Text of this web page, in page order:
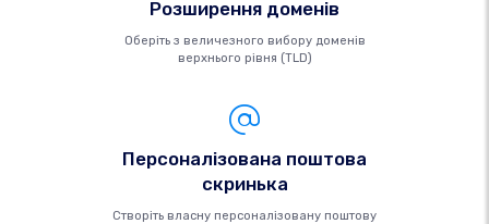
Розширення доменів
Оберіть з величезного вибору доменів
верхнього рівня (TLD)
Персоналізована поштова
скринька
Створіть власну персоналізовану поштову